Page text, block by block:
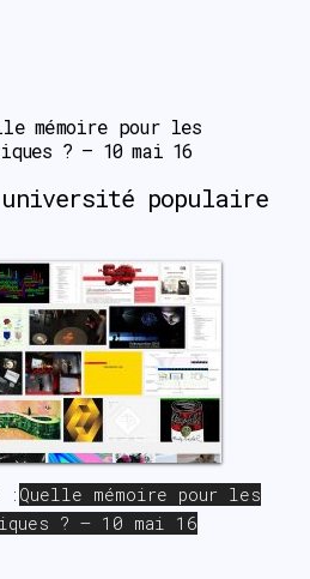
mémoire pour les
? – 10 mai 16
université populaire
: Quelle mémoire pour les
? – 10 mai 16